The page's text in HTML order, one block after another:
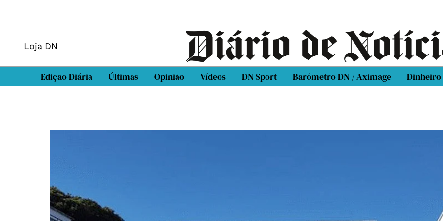
Loja DN
Edição Diária Últimas Opinião Vídeos DN Sport Barómetro DN / Aximage Dinheiro